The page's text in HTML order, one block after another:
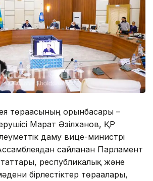
төрағасының орынбасары –
Марат Әзілханов, ҚР
даму вице-министрі
сайланған Парламент
республикалық және
бірлестіктер төрағалары,